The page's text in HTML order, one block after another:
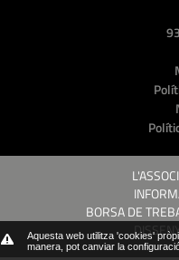
Aquesta web utilitza 'cookies'
manera, pot canviar la
BORSA DE